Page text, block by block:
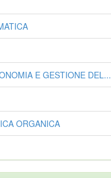
E GESTIONE DEL...
ORGANICA